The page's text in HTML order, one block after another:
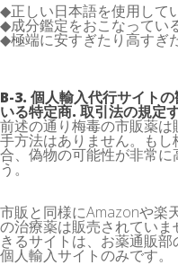
◆正しい日本語を使用して
◆成分鑑定をおこなってい
◆極端に安すぎたり高すぎ
B-3. 個人輸入代行サイト
いる特定商. 取引法の規定
前述の通り梅毒の市販薬
手方法はありません。も
合、偽物の可能性が非常
う。
市販と同様にAmazonや楽
の治療薬は販売されてい
きるサイトは、お薬通販
個人輸入サイトのみです。